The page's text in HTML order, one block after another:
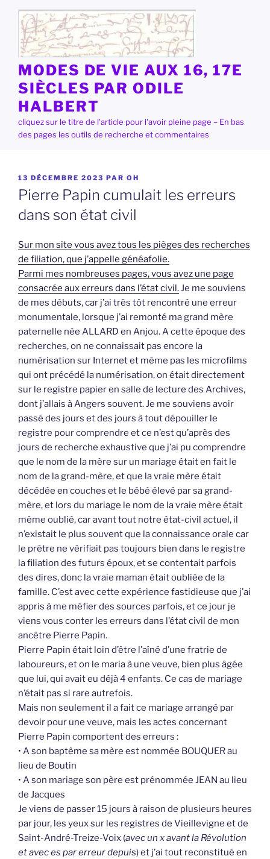
contenu
principal
MODES DE VIE AUX 16, 17E
SIÈCLES PAR ODILE
HALBERT
cliquez sur le titre de l'article pour l'avoir pleine page – En bas
des pages les outils de recherche et commentaires
PUBLIÉ
LE
13 DÉCEMBRE 2023 PAR OH
Pierre Papin cumulait les erreurs
dans son état civil
Sur mon site vous avez tous les pièges des recherches
de filiation, que j’appelle généafolie.
Parmi mes nombreuses pages, vous avez une page
consacrée aux erreurs dans l’état civil.Je me souviens
de mes débuts, car j’ai très tôt rencontré une erreur
monumentale, lorsque j’ai remonté ma grand mère
paternelle née ALLARD en Anjou. A cette époque des
recherches, on ne connaissait pas encore la
numérisation sur Internet et même pas les microfilms
qui ont précédé la numérisation, on était directement
sur le registre papier en salle de lecture des Archives,
dont j’allais à Angers souvent. Je me souviens avoir
passé des jours et des jours à tout dépouiller le
registre pour comprendre et ce n’est qu’après des
jours de recherche exhaustive que j’ai pu comprendre
que le nom de la mère sur un mariage était en fait le
nom de la grand-mère, et que la vraie mère était
décédée en couches et le bébé élevé par sa grand-
mère, et lors du mariage le nom de la vraie mère était
même oublié, car avant tout notre état-civil actuel, il
n’existait le plus souvent que la connaissance orale car
le prêtre ne vérifiait pas toujours bien dans le registre
la filiation des futurs époux, et se contentait parfois
des dires, donc la vraie maman était oubliée de la
famille. C’est avec cette expérience fastidieuse que j’ai
appris à me méfier des sources parfois, et ce jour je
viens vous conter les erreurs dans l’état civil de mon
ancêtre Pierre Papin.
Pierre Papin était loin d’être l’aîné d’une fratrie de
laboureurs, et on le maria à une veuve, bien plus âgée
que lui, qui avait eu déjà 4 enfants. Ce cas de mariage
n’était pas si rare autrefois.
Mais non seulement il a fait ce mariage arrangé par
devoir pour une veuve, mais les actes concernant
Pierre Papin comportent des erreurs :
• A son baptême sa mère est nommée BOUQUER au
lieu de Boutin
• A son mariage son père est prénommée JEAN au lieu
de Jacques
Je viens de passer 15 jours à raison de plusieurs heures
par jour, les yeux sur les registres de Vieillevigne et de
Saint-André-Treize-Voix (avec un x avant la Révolution
et avec es par erreur depuis) et j’ai tout reconstitué en